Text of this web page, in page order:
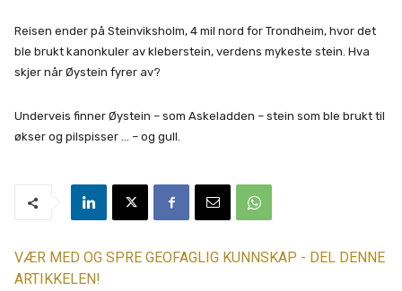
Reisen ender på Steinviksholm, 4 mil nord for Trondheim, hvor det
ble brukt kanonkuler av kleberstein, verdens mykeste stein. Hva
skjer når Øystein fyrer av?
Underveis finner Øystein – som Askeladden – stein som ble brukt til
økser og pilspisser … – og gull.
VÆR MED OG SPRE GEOFAGLIG KUNNSKAP - DEL DENNE
ARTIKKELEN!